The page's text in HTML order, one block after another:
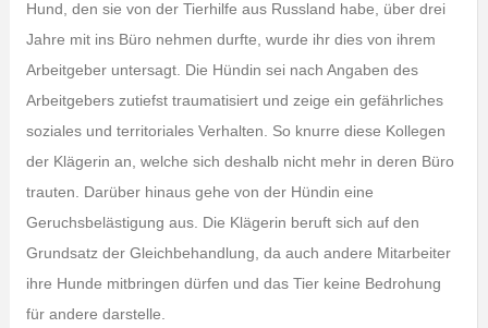
Hund, den sie von der Tierhilfe aus Russland habe, über drei
Jahre mit ins Büro nehmen durfte, wurde ihr dies von ihrem
Arbeitgeber untersagt. Die Hündin sei nach Angaben des
Arbeitgebers zutiefst traumatisiert und zeige ein gefährliches
soziales und territoriales Verhalten. So knurre diese Kollegen
der Klägerin an, welche sich deshalb nicht mehr in deren Büro
trauten. Darüber hinaus gehe von der Hündin eine
Geruchsbelästigung aus. Die Klägerin beruft sich auf den
Grundsatz der Gleichbehandlung, da auch andere Mitarbeiter
ihre Hunde mitbringen dürfen und das Tier keine Bedrohung
für andere darstelle.